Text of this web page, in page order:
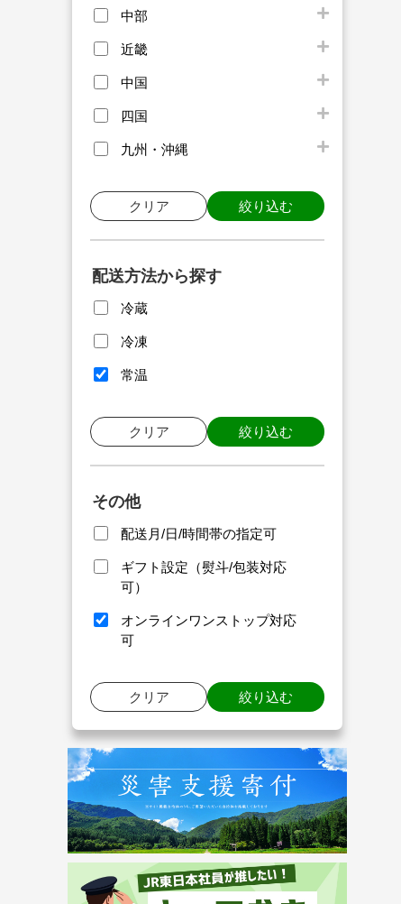
中部
近畿
中国
四国
九州・沖縄
クリア 絞り込む
配送方法から探す
冷蔵
冷凍
常温
クリア 絞り込む
その他
配送月/日/時間帯の指定可
ギフト設定（熨斗/包装対応
可）
オンラインワンストップ対応
可
クリア 絞り込む